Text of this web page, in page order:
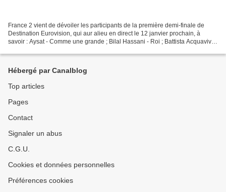
France 2 vient de dévoiler les participants de la première demi-finale de
Destination Eurovision, qui aur alieu en direct le 12 janvier prochain, à
savoir : Aysat - Comme une grande ; Bilal Hassani - Roi ; Battista Acquaviva
Hébergé par Canalblog
Top articles
Pages
Contact
Signaler un abus
C.G.U.
Cookies et données personnelles
Préférences cookies